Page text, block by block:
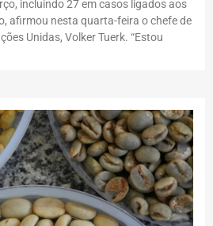
incluindo 27 em casos ligados aos
afirmou nesta quarta-feira o chefe de
Unidas, Volker Tuerk. “Estou